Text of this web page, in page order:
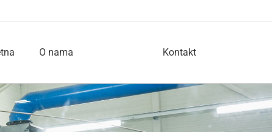
O nama Kontakt